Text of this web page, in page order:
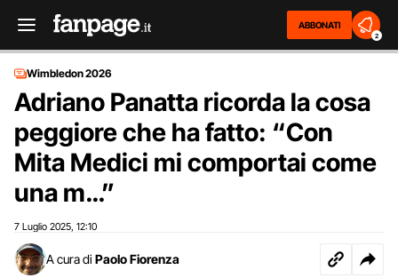
ABBONATI
2
Wimbledon 2026
Adriano Panatta ricorda la cosa
peggiore che ha fatto: “Con
Mita Medici mi comportai come
una m…”
7 Luglio 2025 12:10
A cura di Paolo Fiorenza